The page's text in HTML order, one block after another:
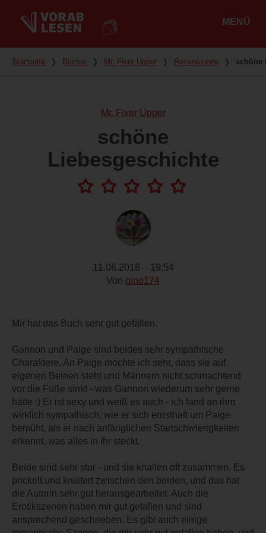
MENÜ
Du bist hier
Startseite ❭ Bücher ❭ Mr. Fixer Upper ❭ Rezensionen ❭ schöne
Mr. Fixer Upper
schöne
Liebesgeschichte
11.06.2018 – 19:54
Von bine174
Mir hat das Buch sehr gut gefallen.
Gannon und Paige sind beides sehr sympathische
Charaktere. An Paige mochte ich sehr, dass sie auf
eigenen Beinen steht und Männern nicht schmachtend
vor die Füße sinkt - was Gannon wiederum sehr gerne
hätte :) Er ist sexy und weiß es auch - ich fand an ihm
wirklich sympathisch, wie er sich ernsthaft um Paige
bemüht, als er nach anfänglichen Startschwierigkeiten
erkennt, was alles in ihr steckt.
Beide sind sehr stur - und sie knallen oft zusammen. Es
prickelt und knistert zwischen den beiden, und das hat
die Autorin sehr gut herausgearbeitet. Auch die
Erotikszenen haben mir gut gefallen und sind
ansprechend geschrieben. Es gibt auch einige